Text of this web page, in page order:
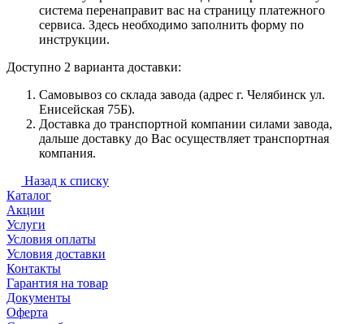
система перенаправит вас на страницу платежного
сервиса. Здесь необходимо заполнить форму по
инструкции.
Доступно 2 варианта доставки:
Самовывоз со склада завода (адрес г. Челябинск ул.
Енисейская 75Б).
Доставка до транспортной компании силами завода,
дальше доставку до Вас осуществляет транспортная
компания.
Назад к списку
Каталог
Акции
Услуги
Условия оплаты
Условия доставки
Контакты
Гарантия на товар
Документы
Оферта